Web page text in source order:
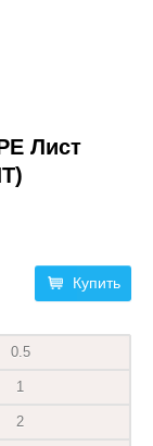
Лист
Купить
0.5
1
2